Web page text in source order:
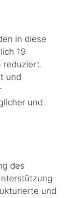
in diese
19
reduziert.
und
und
des
und